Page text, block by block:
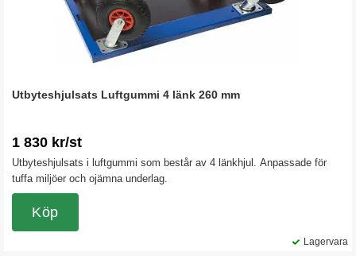
Utbyteshjulsats Luftgummi 4 länk 260 mm
1 830 kr/st
Utbyteshjulsats i luftgummi som består av 4 länkhjul. Anpassade för
tuffa miljöer och ojämna underlag.
Lagervara
Köp